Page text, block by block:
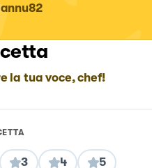
la tua voce, chef!
3 4 5